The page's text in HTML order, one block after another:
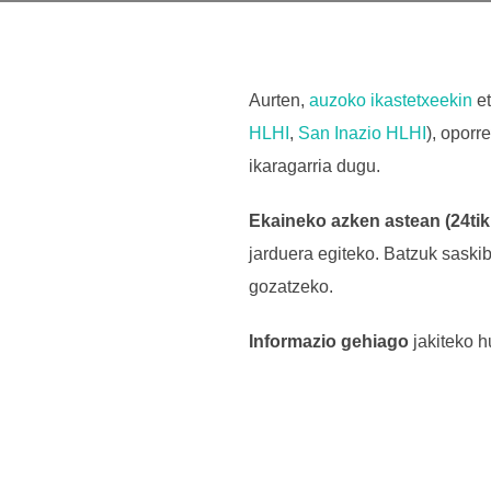
Aurten, auzoko ikastetxeekin
HLHI , San Inazio HLHI ),
ikaragarria dugu.
Ekaineko azken astean
jarduera egiteko. Batzuk
gozatzeko.
Informazio gehiago jakiteko